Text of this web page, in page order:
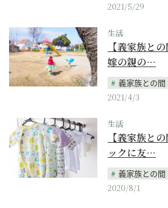
2021/5/29
生活
【義家族と
嫁の親の…
義家族との間
2021/4/3
生活
【義家族と
ックに友…
義家族との間
2020/8/1